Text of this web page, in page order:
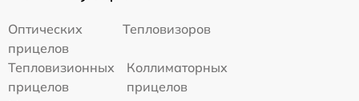
Оптических
прицелов
Тепловизоров
Тепловизионных
прицелов
Коллиматорных
прицелов